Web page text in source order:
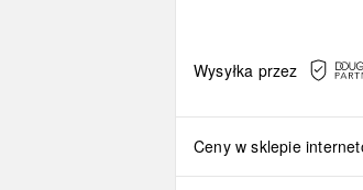
Wysyłka przez
Ceny w sklepie